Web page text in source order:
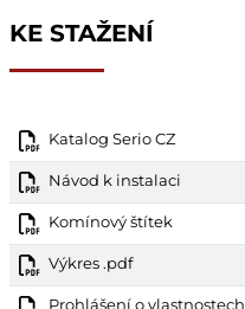
KE STAŽENÍ
Katalog Serio CZ
Návod k instalaci
Komínový štítek
Výkres .pdf
Prohlášení o vlastnostech